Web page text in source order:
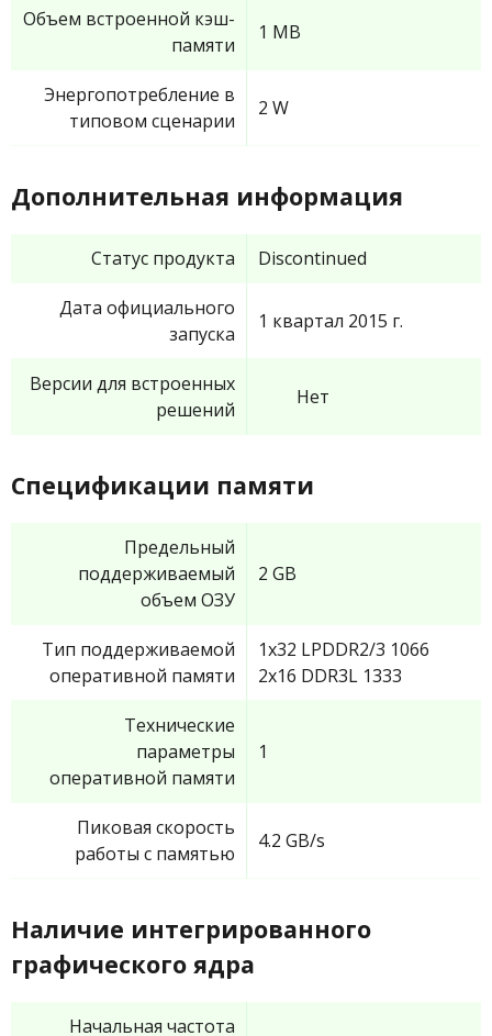
Объем встроенной кэш-
памяти
1 MB
Энергопотребление в
типовом сценарии
2 W
Дополнительная информация
Статус продукта Discontinued
Дата официального
запуска
1 квартал 2015 г.
Версии для встроенных
решений
Нет
Спецификации памяти
Предельный
поддерживаемый
объем ОЗУ
2 GB
Тип поддерживаемой
оперативной памяти
1x32 LPDDR2/3 1066
2x16 DDR3L 1333
Технические
параметры
оперативной памяти
1
Пиковая скорость
работы с памятью
4.2 GB/s
Наличие интегрированного
графического ядра
Начальная частота